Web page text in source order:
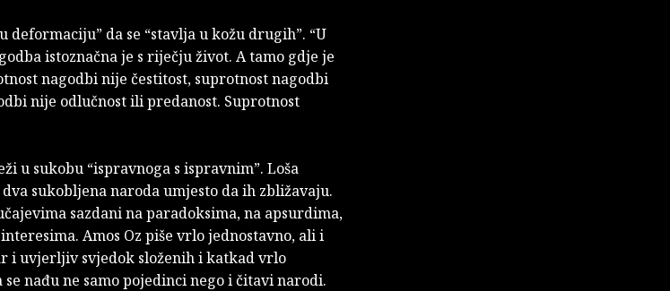
deformaciju” da se “stavlja u kožu drugih”. “U
istoznačna je s riječju život. A tamo gdje je
nagodbi nije čestitost, suprotnost nagodbi
nije odlučnost ili predanost. Suprotnost
u sukobu “ispravnoga s ispravnim”. Loša
sukobljena naroda umjesto da ih zbližavaju.
sazdani na paradoksima, na apsurdima,
Amos Oz piše vrlo jednostavno, ali i
i uvjerljiv svjedok složenih i katkad vrlo
nađu ne samo pojedinci nego i čitavi narodi.